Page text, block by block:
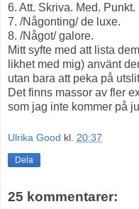
6. Att. Skriva. Med. Punkt.
7. /Någonting/ de luxe.
8. /Något/ galore.
Mitt syfte med att lista
likhet med mig) använt
utan bara att peka på
Det finns massor av fler
som jag inte kommer på
Ulrika Good kl. 20:37
Dela
25 kommentarer: